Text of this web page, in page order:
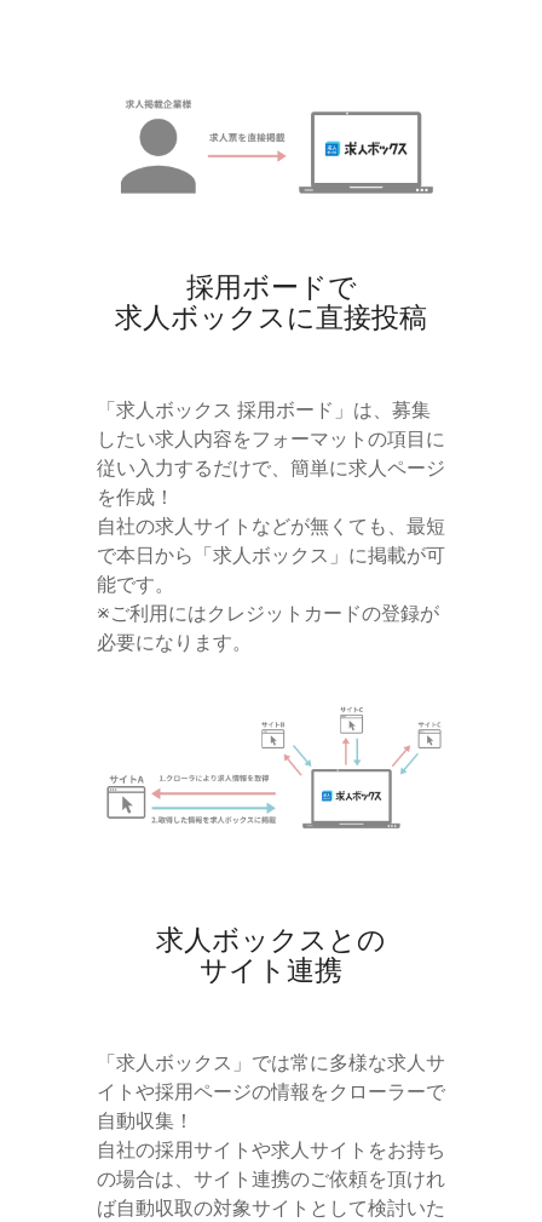
採用ボードで
求人ボックスに直接投稿
「求人ボックス 採用ボード」は、募集
したい求人内容をフォーマットの項目に
従い入力するだけで、簡単に求人ページ
を作成！
自社の求人サイトなどが無くても、最短
で本日から「求人ボックス」に掲載が可
能です。
※ご利用にはクレジットカードの登録が
必要になります。
求人ボックスとの
サイト連携
「求人ボックス」では常に多様な求人サ
イトや採用ページの情報をクローラーで
自動収集！
自社の採用サイトや求人サイトをお持ち
の場合は、サイト連携のご依頼を頂けれ
ば自動収取の対象サイトとして検討いた